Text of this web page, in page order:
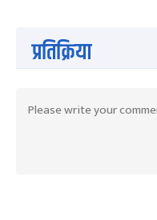
प्रतिक्रिया